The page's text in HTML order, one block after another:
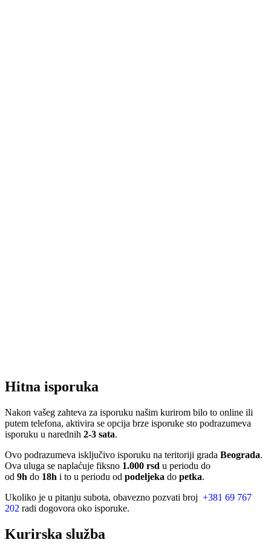
Hitna isporuka
Nakon vašeg zahteva za isporuku našim kurirom bilo to online ili
putem telefona, aktivira se opcija brze isporuke sto podrazumeva
isporuku u narednih 2-3 sata.
Ovo podrazumeva isključivo isporuku na teritoriji grada Beograda.
Ova uluga se naplaćuje fiksno 1.000 rsd u periodu do
od 9h do 18h i to u periodu od podeljeka do petka.
Ukoliko je u pitanju subota, obavezno pozvati broj +381 69 767
202 radi dogovora oko isporuke.
Kurirska služba